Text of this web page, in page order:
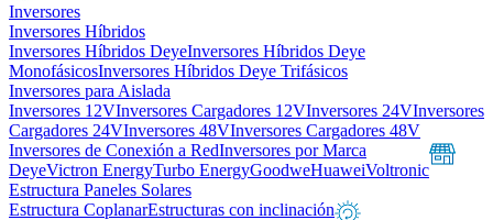
Inversores
Inversores Híbridos
Inversores Híbridos DeyeInversores Híbridos Deye
MonofásicosInversores Híbridos Deye Trifásicos
Inversores para Aislada
Inversores 12VInversores Cargadores 12VInversores 24VInversores
Cargadores 24VInversores 48VInversores Cargadores 48V
Inversores de Conexión a RedInversores por Marca
DeyeVictron EnergyTurbo EnergyGoodweHuaweiVoltronic
Estructura Paneles Solares
Estructura CoplanarEstructuras con inclinación